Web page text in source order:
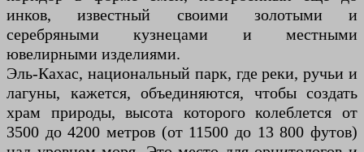
инков, известный своими золотыми и
серебряными кузнецами и местными
ювелирными изделиями.
Эль-Кахас, национальный парк, где реки, ручьи и
лагуны, кажется, объединяются, чтобы создать
храм природы, высота которого колеблется от
3500 до 4200 метров (от 11500 до 13 800 футов)